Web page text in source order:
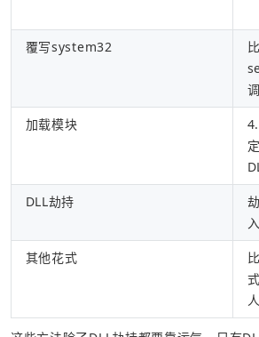
覆写system32
加载模块
DLL劫持
其他花式